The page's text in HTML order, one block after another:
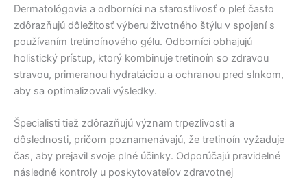
Dermatológovia a odborníci na starostlivosť o pleť často
zdôrazňujú dôležitosť výberu životného štýlu v spojení s
používaním tretinoínového gélu. Odborníci obhajujú
holistický prístup, ktorý kombinuje tretinoín so zdravou
stravou, primeranou hydratáciou a ochranou pred slnkom,
aby sa optimalizovali výsledky.
Špecialisti tiež zdôrazňujú význam trpezlivosti a
dôslednosti, pričom poznamenávajú, že tretinoín vyžaduje
čas, aby prejavil svoje plné účinky. Odporúčajú pravidelné
následné kontroly u poskytovateľov zdravotnej